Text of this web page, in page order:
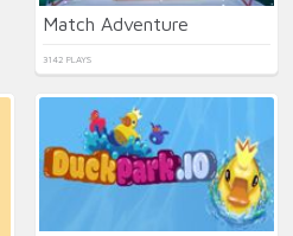
Match Adventure
3142 PLAYS